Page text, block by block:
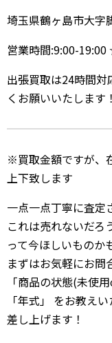
埼玉県鶴ヶ島市大
営業時間:9:00-
出張買取は24時間
くお願いいたします！
※買取金額ですが、
上下致します
一点一点丁寧に査定
これは売れないだろ
って今ほしいものか
まずはお気軽にお問
「商品の状態(未使
「年式」 をお教え
差し上げます！